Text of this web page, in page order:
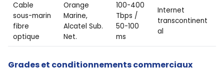
Cable
sous-marin
fibre
optique
Orange
Marine,
Alcatel Sub.
Net.
100-400
Tbps /
50-100
ms
Internet
transcontinent
al
Grades et conditionnements commerciaux